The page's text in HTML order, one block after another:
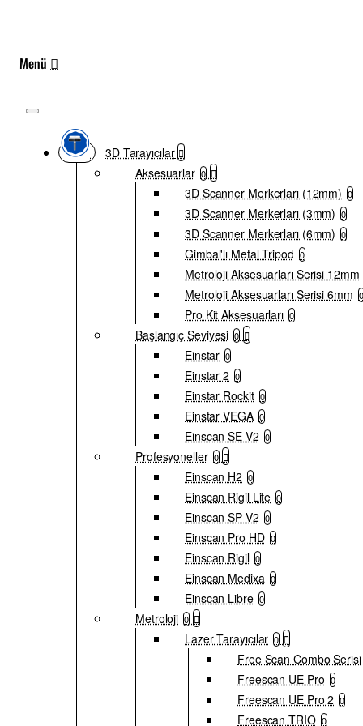
3D Tarayıcılar
Aksesuarlar 0
3D Scanner Merkerları (12mm) 0
3D Scanner Merkerları (3mm) 0
3D Scanner Merkerları (6mm) 0
Gimbal'lı Metal Tripod 0
Metroloji Aksesuarları Serisi 12mm
Metroloji Aksesuarları Serisi 6mm 0
Pro Kit Aksesuarları 0
Başlangıç Seviyesi 0
Einstar 0
Einstar 2 0
Einstar Rockit 0
Einstar VEGA 0
Einscan SE V2 0
Profesyoneller 0
Einscan H2 0
Einscan Rigil Lite 0
Einscan SP V2 0
Einscan Pro HD 0
Einscan Rigil 0
Einscan Medixa 0
Einscan Libre 0
Metroloji 0
Lazer Tarayıcılar 0
Free Scan Combo Serisi
Freescan UE Pro 0
Freescan UE Pro 2 0
Freescan TRIO 0